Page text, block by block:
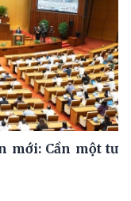
mới: Cần một tư